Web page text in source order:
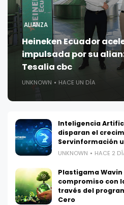
ALIANZA
Heineken Ecuador
impulsada por su
Tesalia cbc
UNKNOWN HACE UN DÍA
Inteligencia
disparan el
Servinformación
UNKNOWN HACE 2
Plastigama
compromiso con
través del
Cero